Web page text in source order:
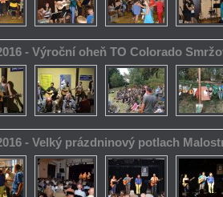
- Výroční oheň TO Colorado
- Velký prázdninový potlach